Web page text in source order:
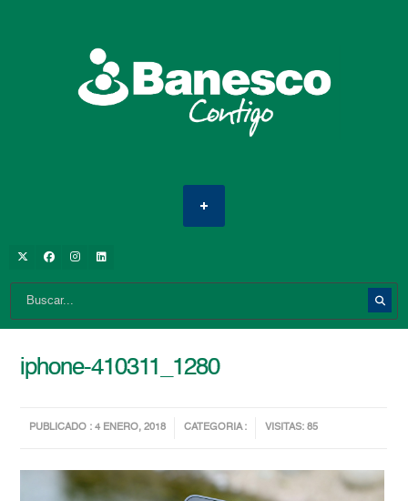
iphone-410311_1280
PUBLICADO : 4 ENERO, 2018 CATEGORIA : VISITAS: 85